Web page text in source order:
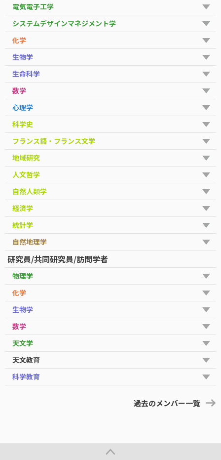
電気電子工学
システムデザインマネジメント学
化学
生物学
生命科学
数学
心理学
科学史
フランス語・フランス文学
地域研究
人文哲学
自然人類学
経済学
統計学
自然地理学
研究員/共同研究員/訪問学者
物理学
化学
生物学
数学
天文学
天文教育
科学教育
過去のメンバー一覧